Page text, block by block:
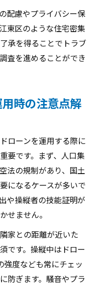
配慮やプライバシー保
東区のような住宅密集
承を得ることでトラブ
査を進めることができ
時の注意点解
ローンを運用する際に
要です。まず、人口集
法の規制があり、国土
になるケースが多いで
や操縦者の技能証明が
せません。
家との距離が近いた
です。操縦中はドロー
強度なども常にチェッ
防ぎます。騒音やプラ